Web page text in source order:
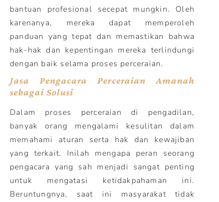
bantuan profesional secepat mungkin. Oleh
karenanya, mereka dapat memperoleh
panduan yang tepat dan memastikan bahwa
hak-hak dan kepentingan mereka terlindungi
dengan baik selama proses perceraian.
Jasa Pengacara Perceraian Amanah
sebagai Solusi
Dalam proses perceraian di pengadilan,
banyak orang mengalami kesulitan dalam
memahami aturan serta hak dan kewajiban
yang terkait. Inilah mengapa peran seorang
pengacara yang sah menjadi sangat penting
untuk mengatasi ketidakpahaman ini.
Beruntungnya, saat ini masyarakat tidak